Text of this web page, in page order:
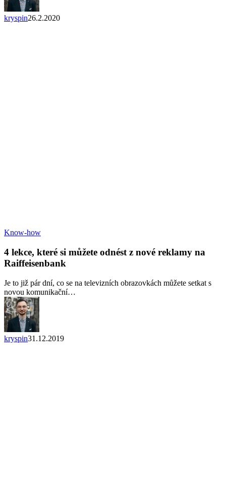
kryspin26.2.2020
Know-how4
které
si
můžete
z
nové
4 lekce, které si můžete odnést z nové reklamy na
Raiffeisenbank
Je to již pár dní, co se na televizních obrazovkách můžete setkat s
novou komunikační…
kryspin31.12.2019